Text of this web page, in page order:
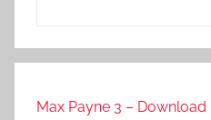
Max Payne 3 – Download